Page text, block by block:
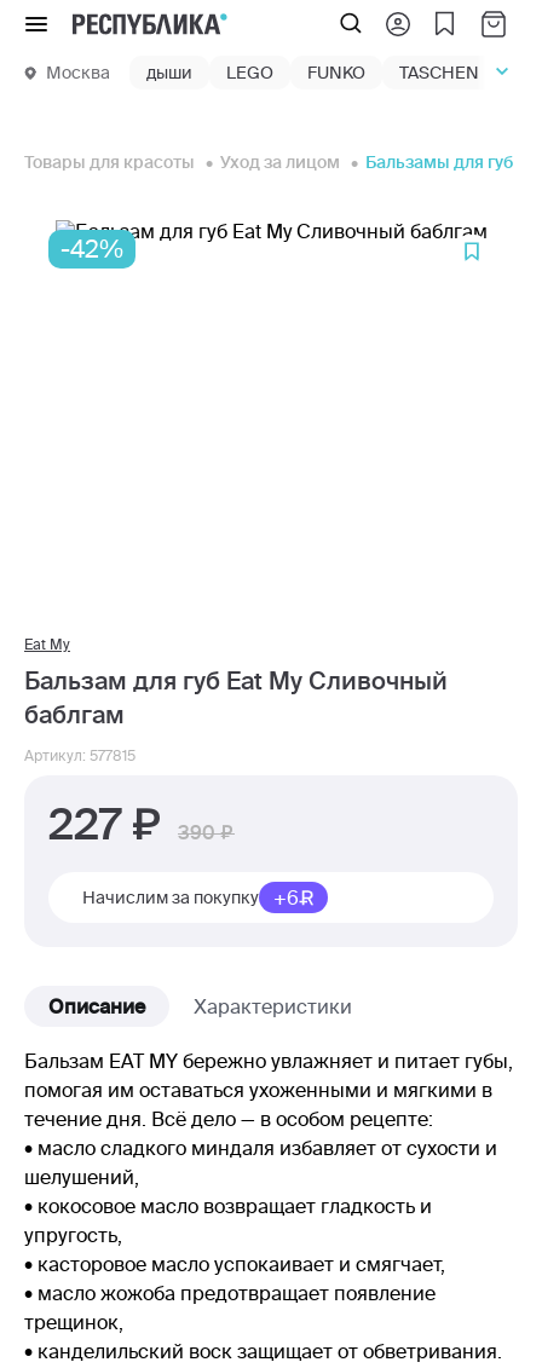
Меню
Москва дыши LEGO FUNKO TASCHEN
Товары для красоты Уход за лицом Бальзамы для губ
-42%
Eat My
Бальзам для губ Eat My Сливочный
баблгам
Артикул: 577815
227 390
Начислим за покупку +6
Описание Характеристики
Бальзам EAT MY бережно увлажняет и питает губы,
помогая им оставаться ухоженными и мягкими в
течение дня. Всё дело — в особом рецепте:
• масло сладкого миндаля избавляет от сухости и
шелушений,
• кокосовое масло возвращает гладкость и
упругость,
• касторовое масло успокаивает и смягчает,
• масло жожоба предотвращает появление
трещинок,
• канделильский воск защищает от обветривания.